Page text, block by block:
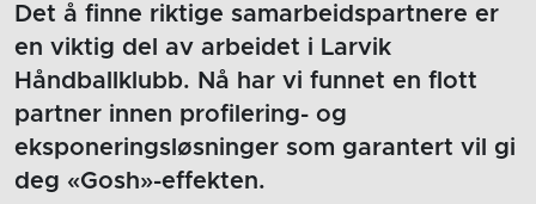
Det å finne riktige samarbeidspartnere er
en viktig del av arbeidet i Larvik
Håndballklubb. Nå har vi funnet en flott
partner innen profilering- og
eksponeringsløsninger som garantert vil gi
deg «Gosh»-effekten.